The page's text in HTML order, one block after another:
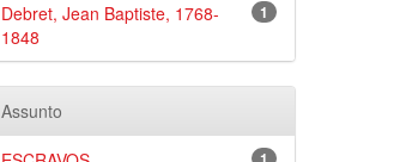
1
Debret, Jean Baptiste, 1768-
1848
Assunto